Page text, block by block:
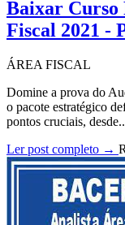
Baixar Curso
Fiscal 2021 -
ÁREA FISCAL
Domine a prova do
o pacote estratégico
pontos cruciais,
Ler post completo →